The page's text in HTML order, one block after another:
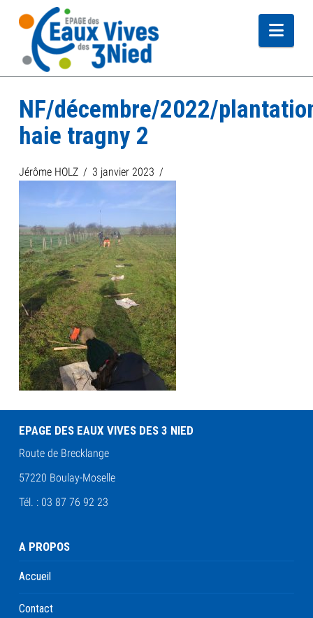
NF/décembre/2022/
haie tragny 2
Jérôme HOLZ 3 janvier 2023
EPAGE DES EAUX VIVES DES 3 NIED
Route de Brecklange
57220 Boulay-Moselle
Tél. : 03 87 76 92 23
A PROPOS
Accueil
Contact